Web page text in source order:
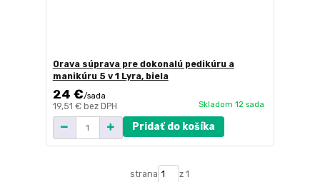
Orava súprava pre dokonalú pedikúru a
manikúru 5 v 1 Lyra, biela
24 €/sada
19,51 € bez DPH Skladom 12 sada
Pridať do košíka
strana z 1